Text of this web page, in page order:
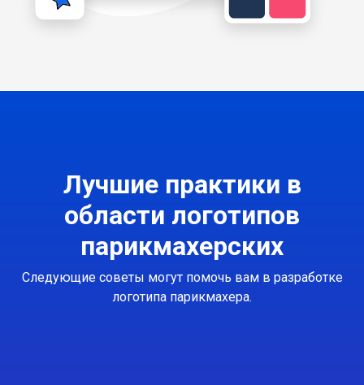
Лучшие практики в
области логотипов
парикмахерских
Следующие советы могут помочь вам в разработке
логотипа парикмахера.